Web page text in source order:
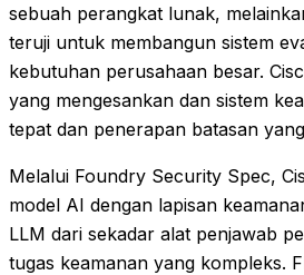
sebuah perangkat lunak,
teruji untuk membangun sistem
kebutuhan perusahaan besar.
yang mengesankan dan sistem
tepat dan penerapan batasan
Melalui Foundry Security Spec,
model AI dengan lapisan
LLM dari sekadar alat penjawab
tugas keamanan yang kompleks.